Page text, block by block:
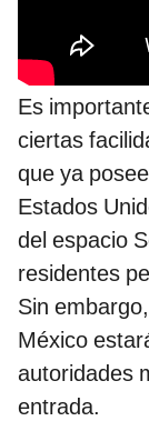
Es
ciertas
que ya
Estados
del espacio
residentes
Sin
México
autoridades
entrada.